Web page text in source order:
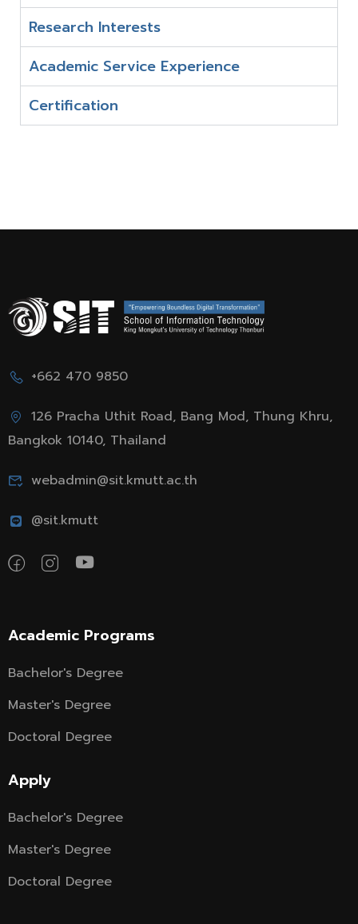
Research Interests
Academic Service Experience
Certification
+662 470 9850
126 Pracha Uthit Road, Bang Mod, Thung Khru,
Bangkok 10140, Thailand
webadmin@sit.kmutt.ac.th
@sit.kmutt
Academic Programs
Bachelor's Degree
Master's Degree
Doctoral Degree
Apply
Bachelor's Degree
Master's Degree
Doctoral Degree